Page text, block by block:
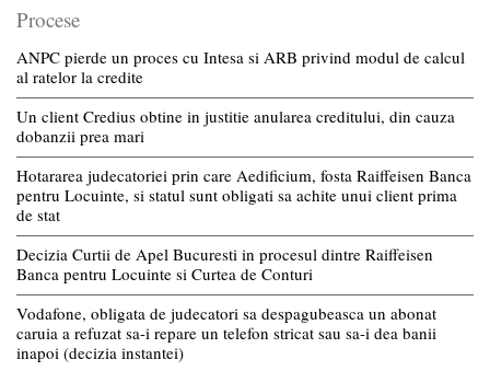
Procese
ANPC pierde un proces cu Intesa si ARB privind modul de calcul
al ratelor la credite
Un client Credius obtine in justitie anularea creditului, din cauza
dobanzii prea mari
Hotararea judecatoriei prin care Aedificium, fosta Raiffeisen Banca
pentru Locuinte, si statul sunt obligati sa achite unui client prima
de stat
Decizia Curtii de Apel Bucuresti in procesul dintre Raiffeisen
Banca pentru Locuinte si Curtea de Conturi
Vodafone, obligata de judecatori sa despagubeasca un abonat
caruia a refuzat sa-i repare un telefon stricat sau sa-i dea banii
inapoi (decizia instantei)